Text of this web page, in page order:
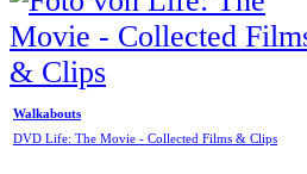
Walkabouts
DVD Life: The Movie - Collected Films & Clips